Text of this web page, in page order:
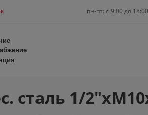
пн-пт: c 9:00 до
сталь 1/